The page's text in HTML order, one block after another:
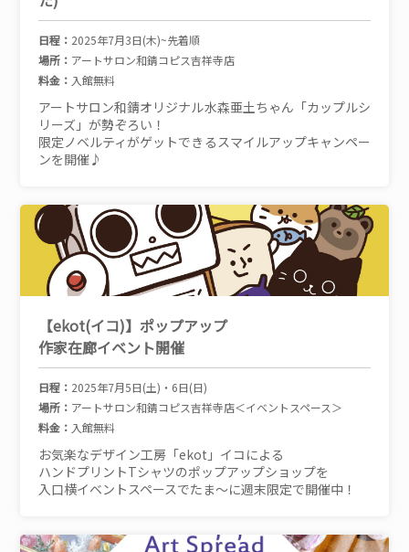
日程： 2025年7月3日(木)~先着順
場所： アートサロン和錆コピス吉祥寺店
料金： 入館無料
アートサロン和錆オリジナル水森亜土ちゃん「カップルシ
リーズ」が勢ぞろい！
限定ノベルティがゲットできるスマイルアップキャンペー
ンを開催♪
【ekot(イコ)】ポップアップ
作家在廊イベント開催
日程： 2025年7月5日(土)・6日(日)
場所： アートサロン和錆コピス吉祥寺店＜イベントスペース＞
料金： 入館無料
お気楽なデザイン工房「ekot」イコによる
ハンドプリントTシャツのポップアップショップを
入口横イベントスペースでたま～に週末限定で開催中！